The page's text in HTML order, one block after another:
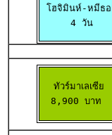
โฮจิมินห์-หมีธอ
4 วัน
ทัวร์มาเลเซีย
8,900 บาท